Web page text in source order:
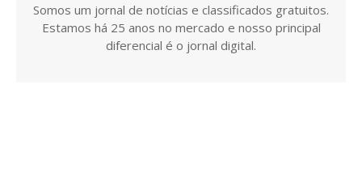
Somos um jornal de notícias e classificados gratuitos.
Estamos há 25 anos no mercado e nosso principal
diferencial é o jornal digital.